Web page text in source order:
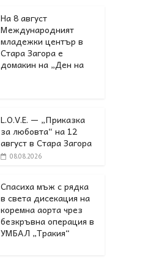
На 8 август
Международният
младежки център в
Стара Загора е
домакин на „Ден на
L.O.V.E. — „Приказка
за любовта“ на 12
август в Стара Загора
08.08.2026
Спасиха мъж с рядка
в света дисекация на
коремна аорта чрез
безкръвна операция в
УМБАЛ „Тракия“